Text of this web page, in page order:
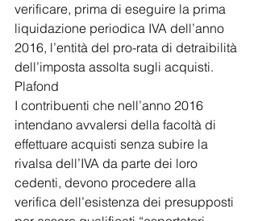
verificare, prima di eseguire la prima
liquidazione periodica IVA dell’anno
2016, l’entità del pro-rata di detraibilità
dell’imposta assolta sugli acquisti.
Plafond
I contribuenti che nell’anno 2016
intendano avvalersi della facoltà di
effettuare acquisti senza subire la
rivalsa dell’IVA da parte dei loro
cedenti, devono procedere alla
verifica dell’esistenza dei presupposti